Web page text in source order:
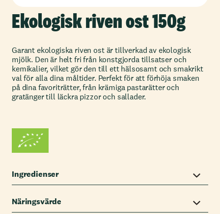
Ekologisk riven ost 150g
Garant ekologiska riven ost är tillverkad av ekologisk
mjölk. Den är helt fri från konstgjorda tillsatser och
kemikalier, vilket gör den till ett hälsosamt och smakrikt
val för alla dina måltider. Perfekt för att förhöja smaken
på dina favoriträtter, från krämiga pastarätter och
gratänger till läckra pizzor och sallader.
Ingredienser
Näringsvärde